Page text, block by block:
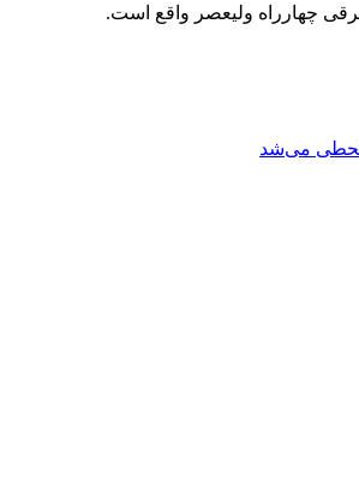
چهارراه ولیعصر واقع است.
قحطی می‌شد